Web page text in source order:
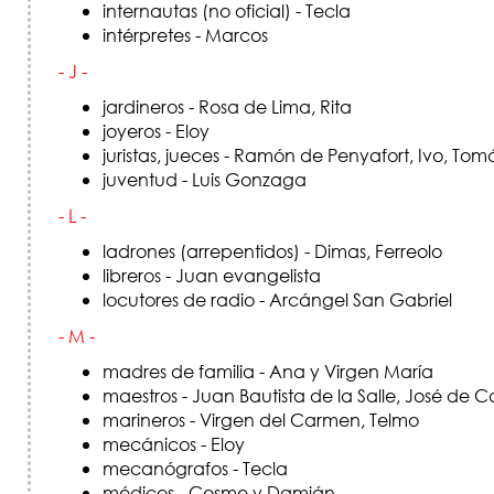
internautas (no oficial) - Tecla
intérpretes - Marcos
- J -
jardineros - Rosa de Lima, Rita
joyeros - Eloy
juristas, jueces - Ramón de Penyafort, Ivo,
juventud - Luis Gonzaga
- L -
ladrones (arrepentidos) - Dimas, Ferreolo
libreros - Juan evangelista
locutores de radio - Arcángel San Gabriel
- M -
madres de familia - Ana y Virgen María
maestros - Juan Bautista de la Salle, José de
marineros - Virgen del Carmen, Telmo
mecánicos - Eloy
mecanógrafos - Tecla